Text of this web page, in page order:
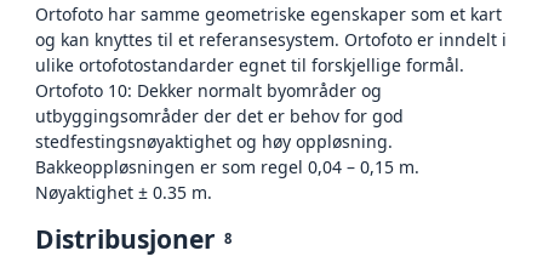
Ortofoto har samme geometriske egenskaper som et kart
og kan knyttes til et referansesystem. Ortofoto er inndelt i
ulike ortofotostandarder egnet til forskjellige formål.
Ortofoto 10: Dekker normalt byområder og
utbyggingsområder der det er behov for god
stedfestingsnøyaktighet og høy oppløsning.
Bakkeoppløsningen er som regel 0,04 – 0,15 m.
Nøyaktighet ± 0.35 m.
Distribusjoner 8